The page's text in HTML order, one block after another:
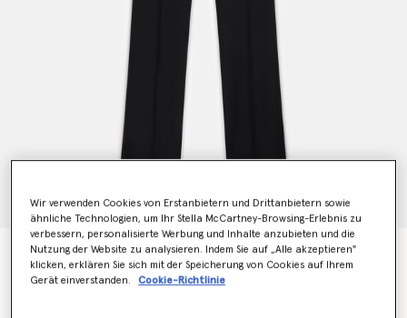
Hose mit sehr niedriger Taille und Diamant Stern
CHF2,080.00
Wir verwenden Cookies von Erstanbietern und Drittanbietern sowie
ähnliche Technologien, um Ihr Stella McCartney-Browsing-Erlebnis zu
verbessern, personalisierte Werbung und Inhalte anzubieten und die
Nutzung der Website zu analysieren. Indem Sie auf „Alle akzeptieren"
klicken, erklären Sie sich mit der Speicherung von Cookies auf Ihrem
Gerät einverstanden.
Cookie-Richtlinie